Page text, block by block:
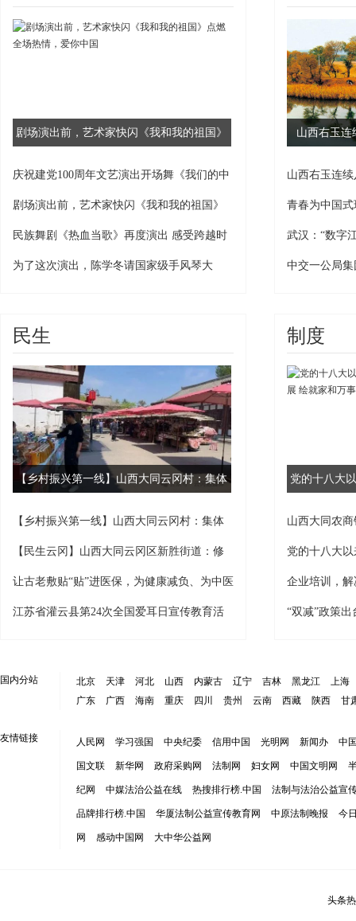
剧场演出前，艺术家快闪《我和我的祖国》
庆祝建党100周年文艺演出开场舞《我们的中
国梦》唯美极了
剧场演出前，艺术家快闪《我和我的祖国》
点燃全场热情，爱你中国
民族舞剧《热血当歌》再度演出 感受跨越时
空的青春力量
为了这次演出，陈学冬请国家级手风琴大
山西右玉连
山西右玉连
青春为中国
大同云冈区
武汉：“数字
中交一公局
民生
【乡村振兴第一线】山西大同云冈村：集体
【乡村振兴第一线】山西大同云冈村：集体
经济蓬勃发展
【民生云冈】山西大同云冈区新胜街道：修
剪树木除隐患;贴心服务解民忧
让古老敷贴“贴”进医保，为健康减负、为中医
续脉！
江苏省灌云县第24次全国爱耳日宣传教育活
制度
党的十八大
山西大同农
产业发展
党的十八大
量发展 绘就
企业培训，
工资翻倍并
“双减”政策
国内分站 北京 天津 河北 山西 内蒙古 辽宁 吉林 黑龙江
上海
广东
广西 海南 重庆 四川 贵州 云南 西藏 陕西 甘
友情链接 人民网 学习强国 中央纪委 信用中国 光明网 新闻办 中
国文联 新华网 政府采购网 法制网 妇女网 中国文明网
纪网 中媒法治公益在线 热搜排行榜.中国 法制与法治公益宣
品牌排行榜.中国 华厦法制公益宣传教育网 中原法制晚报 今
网 感动中国网 大中华公益网
头条